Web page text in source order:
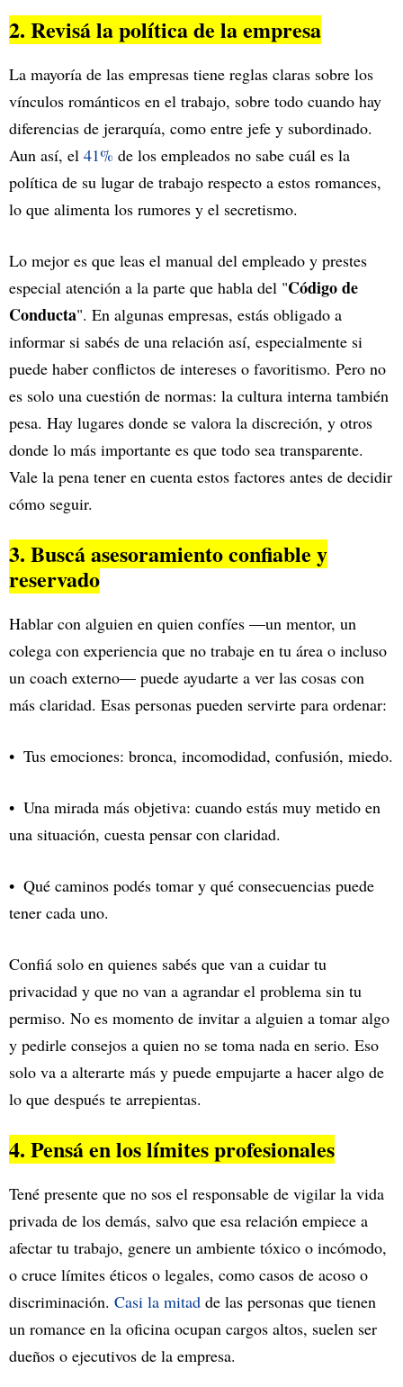
2. Revisá la política de la empresa
La mayoría de las empresas tiene reglas claras sobre los
vínculos románticos en el trabajo, sobre todo cuando hay
diferencias de jerarquía, como entre jefe y subordinado.
Aun así, el 41% de los empleados no sabe cuál es la
política de su lugar de trabajo respecto a estos romances,
lo que alimenta los rumores y el secretismo.
Lo mejor es que leas el manual del empleado y prestes
especial atención a la parte que habla del "Código de
Conducta". En algunas empresas, estás obligado a
informar si sabés de una relación así, especialmente si
puede haber conflictos de intereses o favoritismo. Pero no
es solo una cuestión de normas: la cultura interna también
pesa. Hay lugares donde se valora la discreción, y otros
donde lo más importante es que todo sea transparente.
Vale la pena tener en cuenta estos factores antes de decidir
cómo seguir.
3. Buscá asesoramiento confiable y
reservado
Hablar con alguien en quien confíes —un mentor, un
colega con experiencia que no trabaje en tu área o incluso
un coach externo— puede ayudarte a ver las cosas con
más claridad. Esas personas pueden servirte para ordenar:
Tus emociones: bronca, incomodidad, confusión, miedo.
Una mirada más objetiva: cuando estás muy metido en
una situación, cuesta pensar con claridad.
Qué caminos podés tomar y qué consecuencias puede
tener cada uno.
Confiá solo en quienes sabés que van a cuidar tu
privacidad y que no van a agrandar el problema sin tu
permiso. No es momento de invitar a alguien a tomar algo
y pedirle consejos a quien no se toma nada en serio. Eso
solo va a alterarte más y puede empujarte a hacer algo de
lo que después te arrepientas.
4. Pensá en los límites profesionales
Tené presente que no sos el responsable de vigilar la vida
privada de los demás, salvo que esa relación empiece a
afectar tu trabajo, genere un ambiente tóxico o incómodo,
o cruce límites éticos o legales, como casos de acoso o
discriminación. Casi la mitad de las personas que tienen
un romance en la oficina ocupan cargos altos, suelen ser
dueños o ejecutivos de la empresa.